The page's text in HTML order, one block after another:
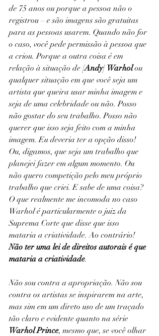
de 75 anos ou porque a pessoa não o
registrou – e são imagens são gratuitas
para as pessoas usarem. Quando não for
o caso, você pede permissão à pessoa que
a criou. Porque a outra coisa é em
relação à situação de [Andy] Warhol ou
qualquer situação em que você seja um
artista que queira usar minha imagem e
seja de uma celebridade ou não. Posso
não gostar do seu trabalho. Posso não
querer que isso seja feito com a minha
imagem. Eu deveria ter a opção disso!
Ou, digamos, que seja um trabalho que
planejei fazer em algum momento. Ou
não quero competição pelo meu próprio
trabalho que criei. E sabe de uma coisa?
O que realmente me incomoda no caso
Warhol é particularmente o juiz da
Suprema Corte que disse que isso
mataria a criatividade. Ao contrário!
Não ter uma lei de direitos autorais é que
mataria a criatividade.
Não sou contra a apropriação. Não sou
contra os artistas se inspirarem na arte,
mas sim em um direto uso de um traçado
tão claro e evidente quanto na série
Warhol Prince, mesmo que, se você olhar